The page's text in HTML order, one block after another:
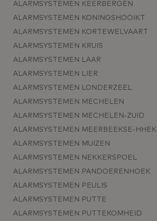
ALARMSYSTEMEN KEERBERGEN
ALARMSYSTEMEN KONINGSHOOIKT
ALARMSYSTEMEN KORTEWELVAART
ALARMSYSTEMEN KRUIS
ALARMSYSTEMEN LAAR
ALARMSYSTEMEN LIER
ALARMSYSTEMEN LONDERZEEL
ALARMSYSTEMEN MECHELEN
ALARMSYSTEMEN MECHELEN-ZUID
ALARMSYSTEMEN MEERBEEKSE-HHEK
ALARMSYSTEMEN MUIZEN
ALARMSYSTEMEN NEKKERSPOEL
ALARMSYSTEMEN PANDOERENHOEK
ALARMSYSTEMEN PEULIS
ALARMSYSTEMEN PUTTE
ALARMSYSTEMEN PUTTEKOMHEID